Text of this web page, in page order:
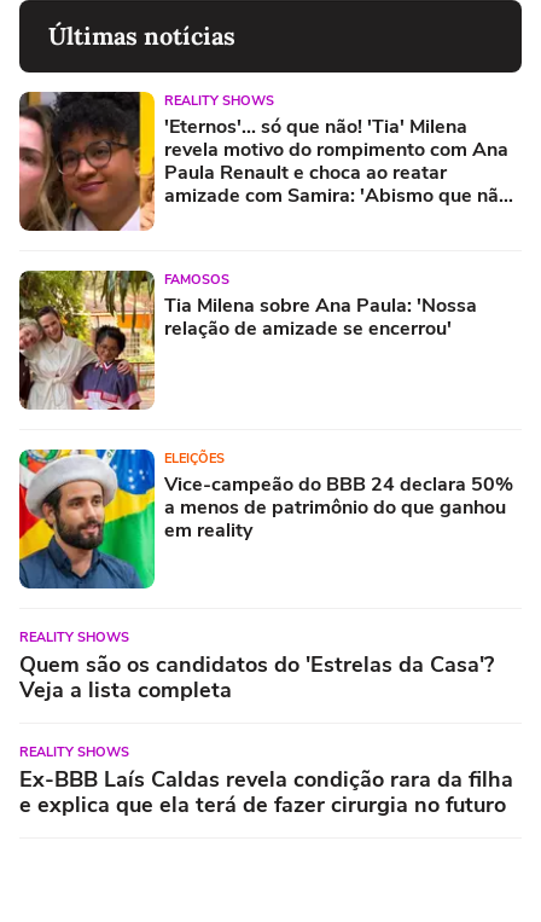
Últimas notícias
REALITY SHOWS
'Eternos'... só que não! 'Tia' Milena
revela motivo do rompimento com Ana
Paula Renault e choca ao reatar
amizade com Samira: 'Abismo que não
FAMOSOS
Tia Milena sobre Ana Paula: 'Nossa
relação de amizade se encerrou'
ELEIÇÕES
Vice-campeão do BBB 24 declara 50%
a menos de patrimônio do que ganhou
em reality
REALITY SHOWS
Quem são os candidatos do 'Estrelas da Casa'?
Veja a lista completa
REALITY SHOWS
Ex-BBB Laís Caldas revela condição rara da filha
e explica que ela terá de fazer cirurgia no futuro